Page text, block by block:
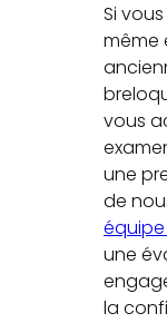
Si
même
vous
une
de
équipe
une
la